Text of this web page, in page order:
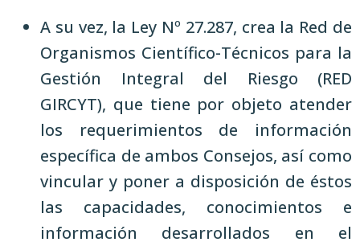
A su vez, la Ley Nº 27.287, crea la Red de
Organismos Científico-Técnicos para la
Gestión Integral del Riesgo (RED
GIRCYT), que tiene por objeto atender
los requerimientos de información
específica de ambos Consejos, así como
vincular y poner a disposición de éstos
las capacidades, conocimientos e
información desarrollados en el